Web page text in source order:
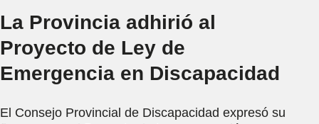
La Provincia adhirió al
Proyecto de Ley de
Emergencia en Discapacidad
El Consejo Provincial de Discapacidad expresó su